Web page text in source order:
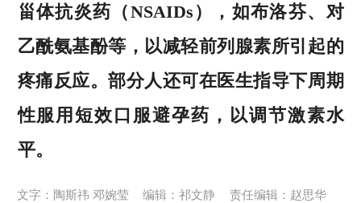
甾体抗炎药（NSAIDs），如布洛芬、对
乙酰氨基酚等，以减轻前列腺素所引起的
疼痛反应。部分人还可在医生指导下周期
性服用短效口服避孕药，以调节激素水
平。
文字：陶斯祎 邓婉莹 编辑：祁文静 责任编辑：赵思华